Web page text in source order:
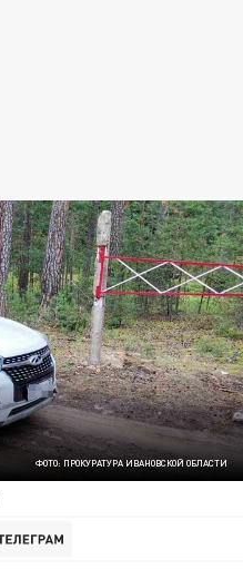
ФОТО: ПРОКУРАТУРА ИВАНОВСКОЙ ОБЛАСТИ